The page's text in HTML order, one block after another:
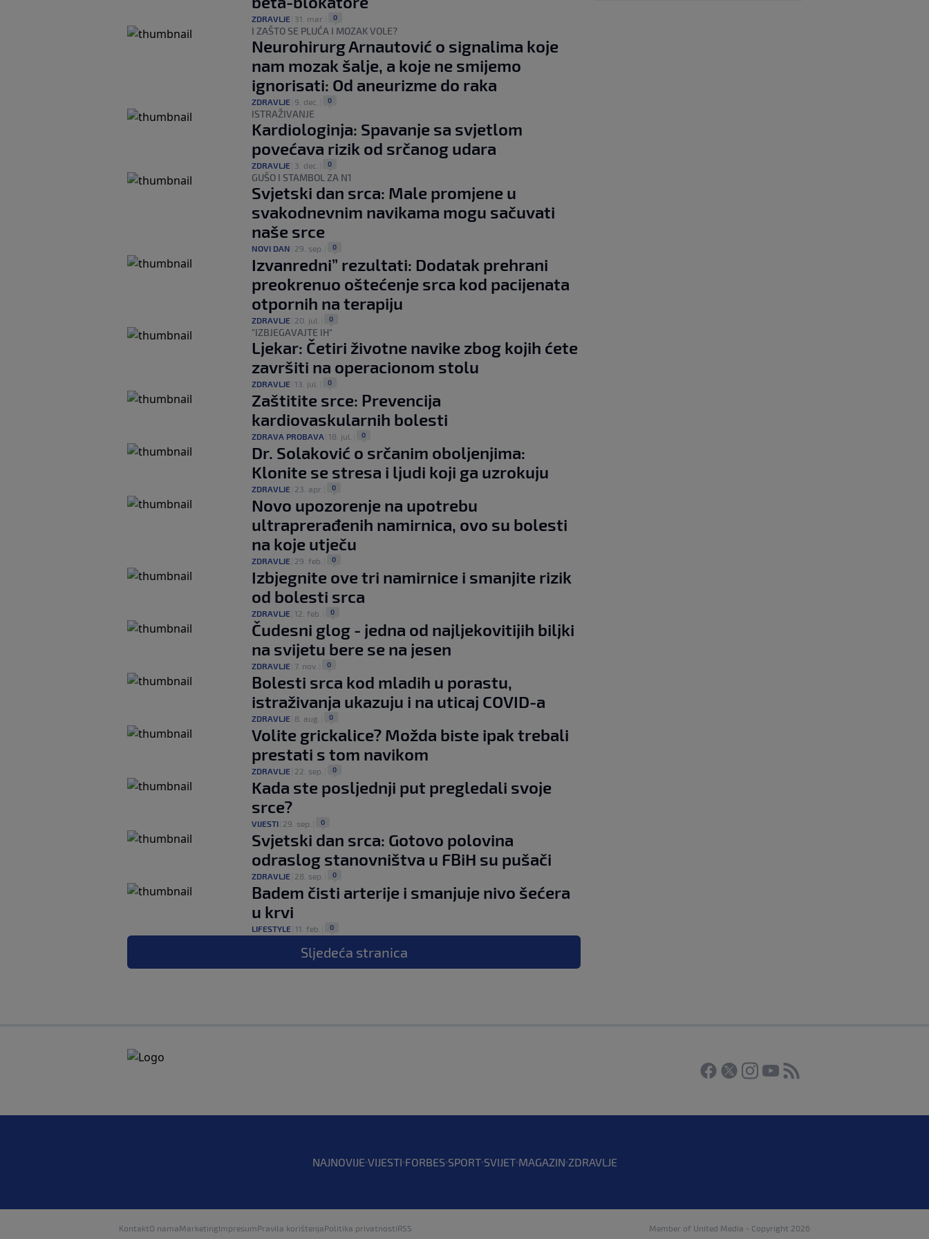
ZDRAVLJE 31. mar. 0
I ZAŠTO SE PLUĆA I MOZAK VOLE?
Neurohirurg Arnautović o signalima koje
nam mozak šalje, a koje ne smijemo
ignorisati: Od aneurizme do raka
ZDRAVLJE 9. dec. 0
ISTRAŽIVANJE
Kardiologinja: Spavanje sa svjetlom
povećava rizik od srčanog udara
ZDRAVLJE 3. dec. 0
GUŠO I STAMBOL ZA N1
Svjetski dan srca: Male promjene u
svakodnevnim navikama mogu sačuvati
naše srce
NOVI DAN 29. sep. 0
Izvanredni” rezultati: Dodatak prehrani
preokrenuo oštećenje srca kod pacijenata
otpornih na terapiju
ZDRAVLJE 20. jul. 0
"IZBJEGAVAJTE IH"
Ljekar: Četiri životne navike zbog kojih ćete
završiti na operacionom stolu
ZDRAVLJE 13. jul. 0
Zaštitite srce: Prevencija
kardiovaskularnih bolesti
ZDRAVA PROBAVA 18. jul. 0
Dr. Solaković o srčanim oboljenjima:
Klonite se stresa i ljudi koji ga uzrokuju
ZDRAVLJE 23. apr. 0
Novo upozorenje na upotrebu
ultraprerađenih namirnica, ovo su bolesti
na koje utječu
ZDRAVLJE 29. feb. 0
Izbjegnite ove tri namirnice i smanjite rizik
od bolesti srca
ZDRAVLJE 12. feb. 0
Čudesni glog - jedna od najljekovitijih biljki
na svijetu bere se na jesen
ZDRAVLJE 7. nov. 0
Bolesti srca kod mladih u porastu,
istraživanja ukazuju i na uticaj COVID-a
ZDRAVLJE 8. aug. 0
Volite grickalice? Možda biste ipak trebali
prestati s tom navikom
ZDRAVLJE 22. sep. 0
Kada ste posljednji put pregledali svoje
srce?
VIJESTI 29. sep. 0
Svjetski dan srca: Gotovo polovina
odraslog stanovništva u FBiH su pušači
ZDRAVLJE 28. sep. 0
Badem čisti arterije i smanjuje nivo šećera
u krvi
LIFESTYLE 11. feb. 0
Sljedeća stranica
NAJNOVIJE VIJESTI FORBES SPORT SVIJET MAGAZIN ZDRAVLJE
KontaktO namaMarketingImpresumPravila korištenjaPolitika privatnostiRSS Member of United Media - Copyright 2026